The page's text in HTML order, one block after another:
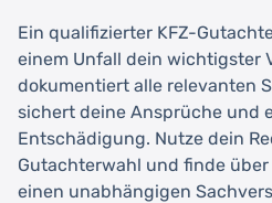
Ein qualifizierter KFZ-
einem Unfall dein wichtigster
dokumentiert alle relevanten
sichert deine Ansprüche und
Entschädigung. Nutze dein
Gutachterwahl und finde über
einen unabhängigen